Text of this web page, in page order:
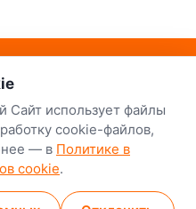
переулок, 5
27.489820
Сайт использует файлы
cookie-файлов,
— в Политике в
cookie.